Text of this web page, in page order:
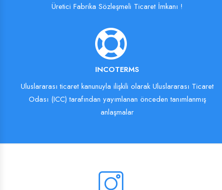
Üretici Fabrika Sözleşmeli Ticaret İmkanı !
INCOTERMS
Uluslararası ticaret kanunuyla ilişkili olarak Uluslararası Ticaret
Odası (ICC) tarafından yayımlanan önceden tanımlanmış
anlaşmalar